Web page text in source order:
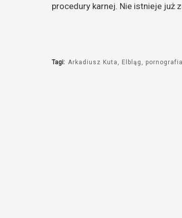
procedury karnej. Nie istnieje już
Tagi: Arkadiusz Kuta Elbląg pornografia